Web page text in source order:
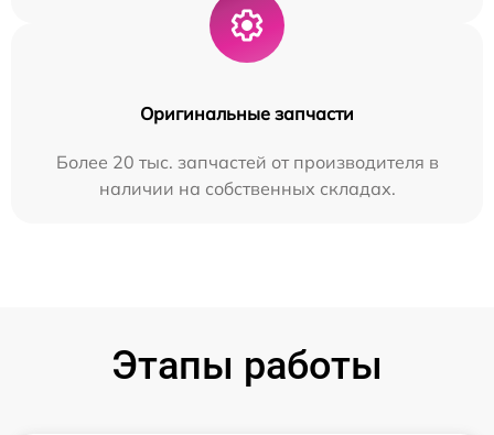
Оригинальные запчасти
Более 20 тыс. запчастей от производителя в
наличии на собственных складах.
Этапы работы